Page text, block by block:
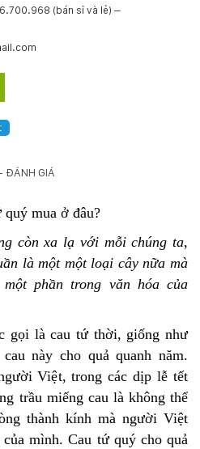
(bán sỉ và lẻ) –
ĐÁNH GIÁ
quý mua ở đâu?
còn xa lạ với mỗi chúng ta,
là một một loại cây nữa mà
phần trong văn hóa của
gọi là cau tứ thời, giống như
này cho quả quanh năm.
Việt, trong các dịp lễ tết
trầu miếng cau là không thể
thành kính mà người Việt
mình. Cau tứ quý cho quả